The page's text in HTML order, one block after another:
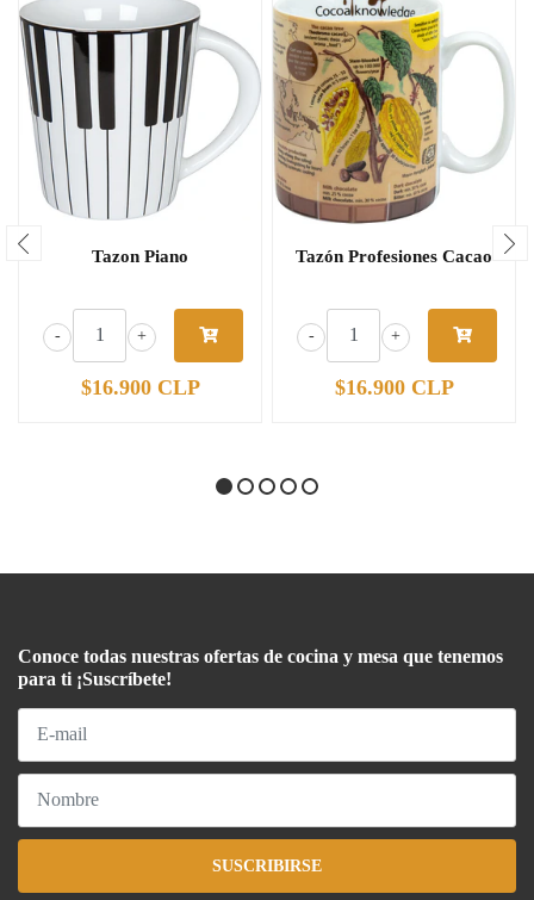
Tazon Piano
+
-
$16.900 CLP
Tazón Profesiones Cacao
+
-
$16.900 CLP
Conoce todas nuestras ofertas de cocina y mesa que tenemos
para ti ¡Suscríbete!
SUSCRIBIRSE